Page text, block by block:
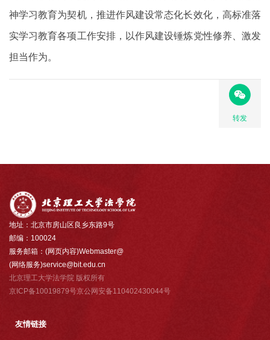
神学习教育为契机，推进作风建设常态化长效化，高标准落
实学习教育各项工作安排，以作风建设锤炼党性修养、激发
担当作为。
转发
地址：北京市房山区良乡东路9号
邮编：100024
服务邮箱：(网页内容)Webmaster@
(网络服务)service@bit.edu.cn
北京理工大学法学院 版权所有
京ICP备10019879号京公网安备110402430044号
友情链接